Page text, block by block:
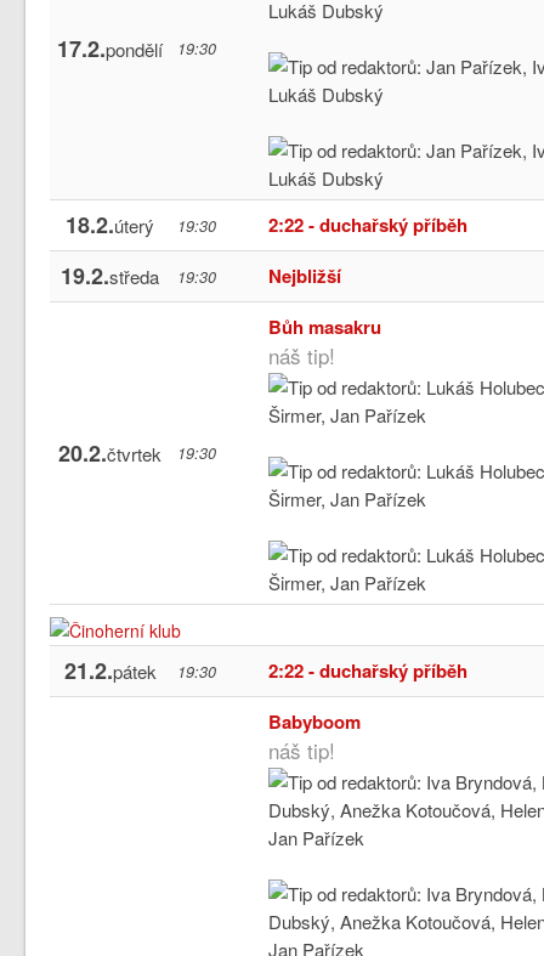
17.2.pondělí 19:30
18.2.úterý 19:30 2:22 - duchařský příběh
19.2.středa 19:30 Nejbližší
20.2.čtvrtek 19:30
Bůh masakru
náš tip!
21.2.pátek 19:30 2:22 - duchařský příběh
Babyboom
náš tip!